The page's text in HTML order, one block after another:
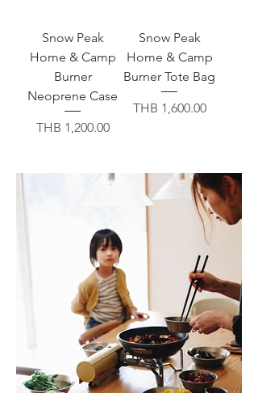
Snow Peak
Home & Camp
Burner
Neoprene Case
価格
THB 1,200.00
Snow Peak
Home & Camp
Burner Tote Bag
価格
THB 1,600.00